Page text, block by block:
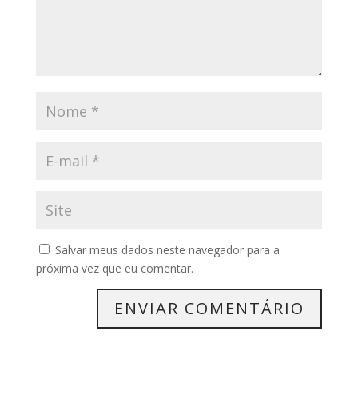
Salvar meus dados neste navegador para a
próxima vez que eu comentar.